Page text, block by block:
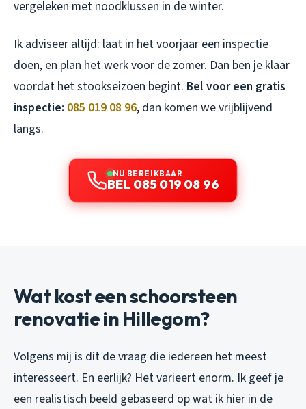
vergeleken met noodklussen in de winter.
Ik adviseer altijd: laat in het voorjaar een inspectie
doen, en plan het werk voor de zomer. Dan ben je klaar
voordat het stookseizoen begint. Bel voor een gratis
inspectie: 085 019 08 96, dan komen we vrijblijvend
langs.
NU BEREIKBAAR
BEL 085 019 08 96
Wat kost een schoorsteen
renovatie in Hillegom?
Volgens mij is dit de vraag die iedereen het meest
interesseert. En eerlijk? Het varieert enorm. Ik geef je
een realistisch beeld gebaseerd op wat ik hier in de